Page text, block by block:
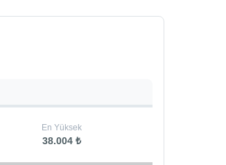
En Yüksek
38.004 ₺